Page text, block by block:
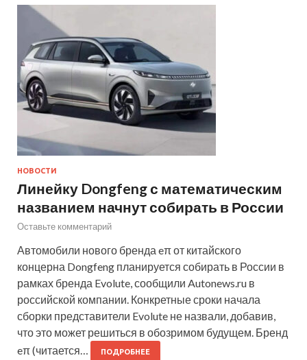
НОВОСТИ
Линейку Dongfeng с математическим
названием начнут собирать в России
Оставьте комментарий
Автомобили нового бренда eπ от китайского
концерна Dongfeng планируется собирать в России в
рамках бренда Evolute, сообщили Autonews.ru в
российской компании. Конкретные сроки начала
сборки представители Evolute не назвали, добавив,
что это может решиться в обозримом будущем. Бренд
eπ (читается…
ПОДРОБНЕЕ